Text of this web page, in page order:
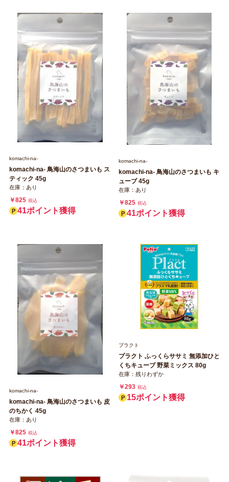
komachi‐na‐
komachi‐na‐ 鳥海山のさつまいも ス
ティック 45g
在庫：あり
￥825 税込
41ポイント獲得
komachi‐na‐
komachi‐na‐ 鳥海山のさつまいも キ
ューブ 45g
在庫：あり
￥825 税込
41ポイント獲得
komachi‐na‐
komachi‐na‐ 鳥海山のさつまいも 皮
のちかく 45g
在庫：あり
￥825 税込
41ポイント獲得
プラクト
プラクト ふっくらササミ 無添加ひと
くちキューブ 野菜ミックス 80g
在庫：残りわずか
￥293 税込
15ポイント獲得